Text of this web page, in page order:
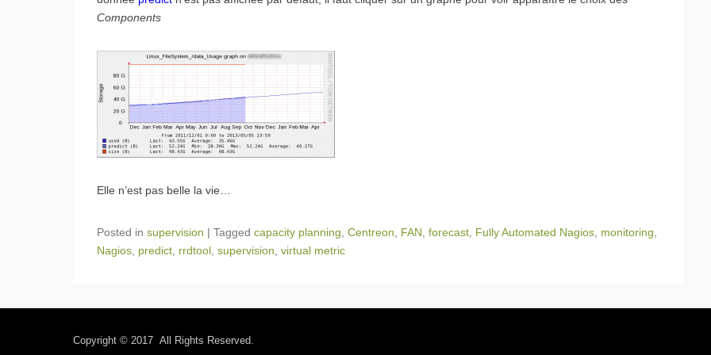
Components
Elle n’est pas belle la vie…
Posted in supervision | Tagged capacity planning Centreon FAN forecast Fully Automated Nagios monitoring
Nagios predict rrdtool supervision virtual metric
Copyright © 2017 All Rights Reserved.